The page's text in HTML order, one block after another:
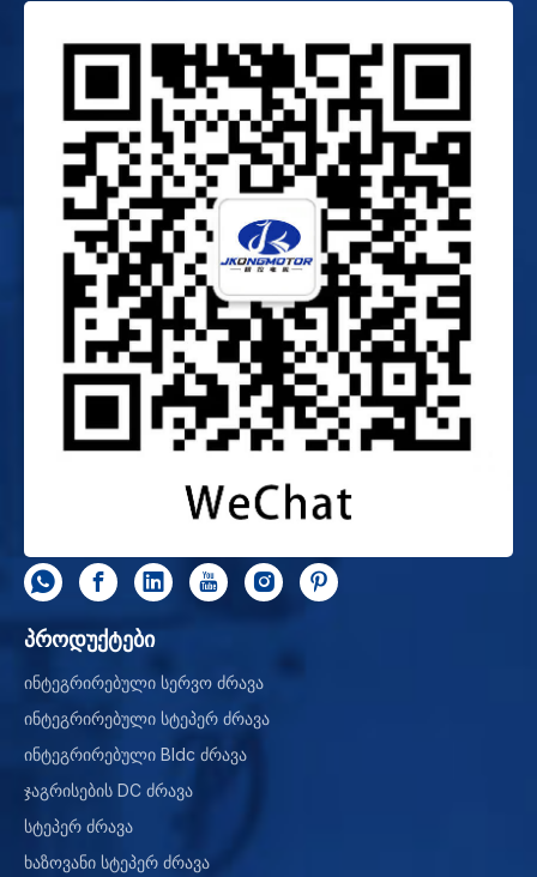
პროდუქტები
ინტეგრირებული სერვო ძრავა
ინტეგრირებული სტეპერ ძრავა
ინტეგრირებული Bldc ძრავა
ჯაგრისების DC ძრავა
სტეპერ ძრავა
ხაზოვანი სტეპერ ძრავა